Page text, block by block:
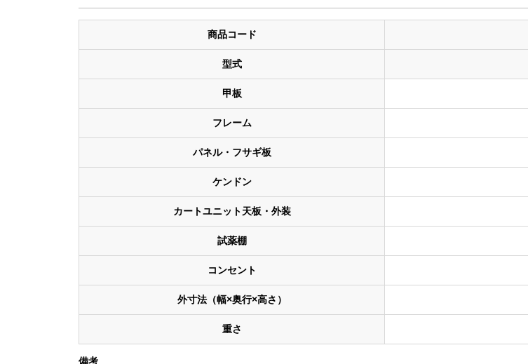
商品コード
型式
甲板
フレーム
パネル・フサギ板
ケンドン
カートユニット天板・外装
試薬棚
コンセント
外寸法（幅×奥行×高さ）
重さ
備考